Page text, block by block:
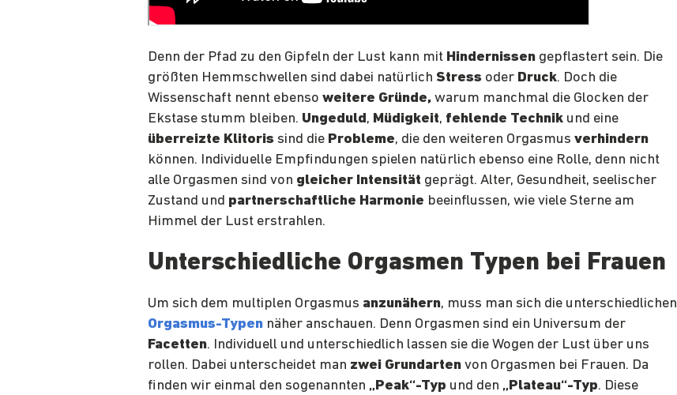
Denn der Pfad zu den Gipfeln der Lust kann mit Hindernissen gepflastert sein. Die
größten Hemmschwellen sind dabei natürlich Stress oder Druck. Doch die
Wissenschaft nennt ebenso weitere Gründe, warum manchmal die Glocken der
Ekstase stumm bleiben. Ungeduld, Müdigkeit, fehlende Technik und eine
überreizte Klitoris sind die Probleme, die den weiteren Orgasmus verhindern
können. Individuelle Empfindungen spielen natürlich ebenso eine Rolle, denn nicht
alle Orgasmen sind von gleicher Intensität geprägt. Alter, Gesundheit, seelischer
Zustand und partnerschaftliche Harmonie beeinflussen, wie viele Sterne am
Himmel der Lust erstrahlen.
Unterschiedliche Orgasmen Typen bei Frauen
Um sich dem multiplen Orgasmus anzunähern, muss man sich die unterschiedlichen
Orgasmus-Typen näher anschauen. Denn Orgasmen sind ein Universum der
Facetten. Individuell und unterschiedlich lassen sie die Wogen der Lust über uns
rollen. Dabei unterscheidet man zwei Grundarten von Orgasmen bei Frauen. Da
finden wir einmal den sogenannten „Peak“-Typ und den „Plateau“-Typ. Diese